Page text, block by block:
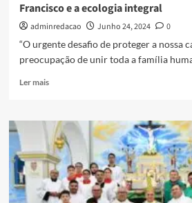
Francisco e a ecologia integral
adminredacao Junho 24, 2024
0
“O urgente desafio de proteger a nossa
preocupação de unir toda a família
Ler mais